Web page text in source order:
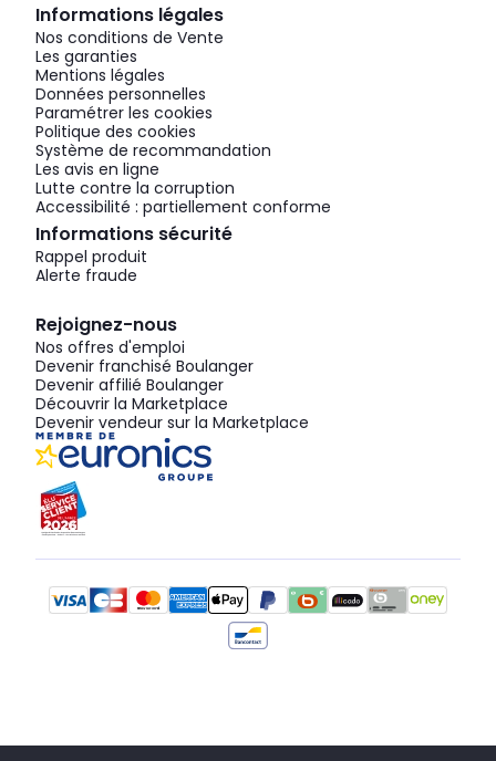
Informations légales
Nos conditions de Vente
Les garanties
Mentions légales
Données personnelles
Paramétrer les cookies
Politique des cookies
Système de recommandation
Les avis en ligne
Lutte contre la corruption
Accessibilité : partiellement conforme
Informations sécurité
Rappel produit
Alerte fraude
Rejoignez-nous
Nos offres d'emploi
Devenir franchisé Boulanger
Devenir affilié Boulanger
Découvrir la Marketplace
Devenir vendeur sur la Marketplace